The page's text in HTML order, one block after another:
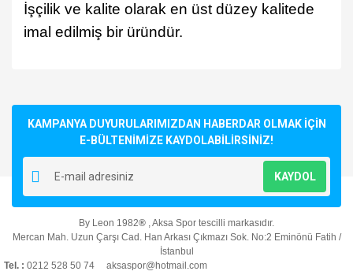
İşçilik ve kalite olarak en üst düzey kalitede
imal edilmiş bir üründür.
Yorum Yaz
kullanarak tarafımıza iletebilirsiniz.
Görüş ve önerileriniz için teşekkür ederiz.
Ürün resmi kalitesiz, bozuk veya görüntülenemiyor.
Ürün açıklamasında eksik bilgiler bulunuyor.
Ürün bilgilerinde hatalar bulunuyor.
Ürün fiyatı diğer sitelerden daha pahalı.
Bu ürüne benzer farklı alternatifler olmalı.
KAMPANYA DUYURULARIMIZDAN HABERDAR OLMAK İÇİN
E-BÜLTENİMİZE KAYDOLABİLİRSİNİZ!
KAYDOL
By Leon 1982® , Aksa Spor tescilli markasıdır.
Mercan Mah. Uzun Çarşı Cad. Han Arkası Çıkmazı Sok. No:2 Eminönü Fatih /
İstanbul
Tel. : 0212 528 50 74 aksaspor@hotmail.com